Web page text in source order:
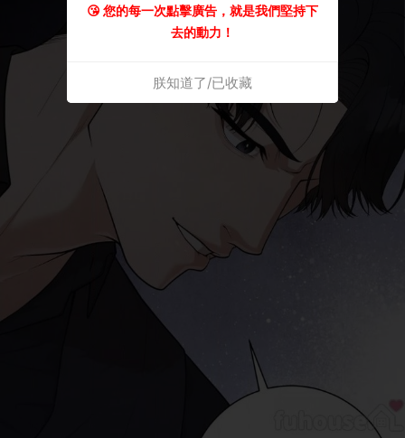
😘 您的每一次點擊廣告，就是我們堅持下
去的動力！
朕知道了/已收藏